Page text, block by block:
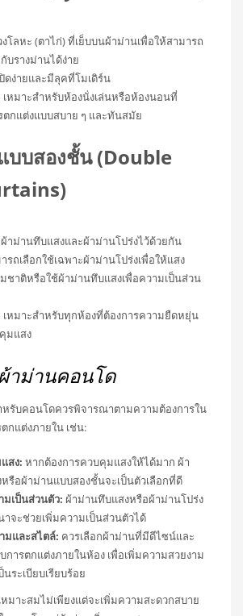
โลหะ (ตาไก่) ที่เย็บบนผ้าม่านเพื่อให้สามารถ
บรางม่านได้ง่าย
ดง่ายและมีลุคที่โมเดิร์น
เหมาะสำหรับห้องนั่งเล่นหรือห้องนอนที่
ตกแต่งแบบสบาย ๆ และทันสมัย
บบสองชั้น (Double
าม่านทึบแสงและผ้าม่านโปร่งไว้ด้วยกัน
รถเลือกใช้เฉพาะผ้าม่านโปร่งเพื่อให้แสง
ชาติหรือใช้ผ้าม่านทึบแสงเพื่อความเป็นส่วน
เหมาะสำหรับทุกห้องที่ต้องการความยืดหยุ่น
มแสง
าม่านคอนโด
หรับคอนโดควรพิจารณาตามความต้องการใน
กแต่งภายใน เช่น:
สง: หากต้องการควบคุมแสงให้ได้มาก ผ้า
รือผ้าม่านแบบสองชั้นจะเป็นตัวเลือกที่ดี
มเป็นส่วนตัว: ผ้าม่านทึบแสงหรือผ้าม่านโปร่ง
จะช่วยเพิ่มความเป็นส่วนตัวได้
มและสไตล์: ควรเลือกผ้าม่านที่มีดีไซน์และ
การตกแต่งภายในห้อง เพื่อเพิ่มความสวยงาม
ระเบียบเรียบร้อย
มาะสมไม่เพียงแต่จะเพิ่มความสะดวกสบาย